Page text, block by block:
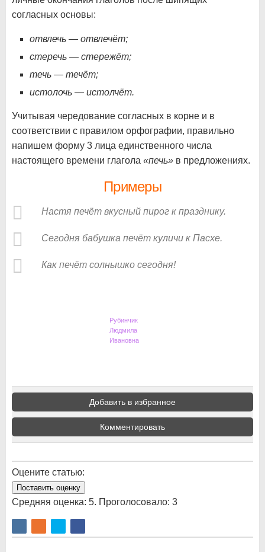
согласных основы:
отвлечь — отвлечёт;
стеречь — стережёт;
течь — течёт;
истолочь — истолчёт.
Учитывая чередование согласных в корне и в
соответствии с правилом орфографии, правильно
напишем форму 3 лица единственного числа
настоящего времени глагола «печь» в предложениях.
Примеры
Настя печёт вкусный пирог к празднику.
Сегодня бабушка печёт куличи к Пасхе.
Как печёт солнышко сегодня!
Рубинчик
Людмила
Ивановна
Добавить в избранное
Комментировать
Оцените статью:
Поставить оценку
Средняя оценка: 5. Проголосовало: 3